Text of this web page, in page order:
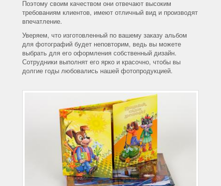
Поэтому своим качеством они отвечают высоким
требованиям клиентов, имеют отличный вид и производят
впечатление.
Уверяем, что изготовленный по вашему заказу альбом
для фотографий будет неповторим, ведь вы можете
выбрать для его оформления собственный дизайн.
Сотрудники выполнят его ярко и красочно, чтобы вы
долгие годы любовались нашей фотопродукцией.